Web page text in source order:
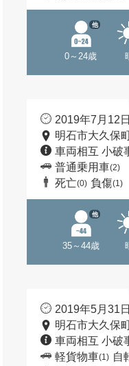
0～24歳
他
2019年7月12
明石市大久保
車両相互 小破
普通乗用車(2)
死亡(0) 負傷(1)
35～44歳
他
2019年5月31
明石市大久保
車両相互 小破
軽貨物車(1) 自